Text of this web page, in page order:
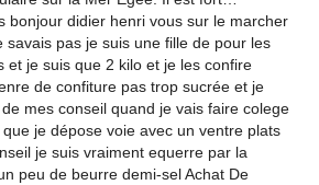
bonjour didier henri vous sur le marcher
savais pas je suis une fille de pour les
et je suis que 2 kilo et je les confire
de confiture pas trop sucrée et je
mes conseil quand je vais faire colege
je dépose voie avec un ventre plats
je suis vraiment equerre par la
peu de beurre demi-sel Achat De